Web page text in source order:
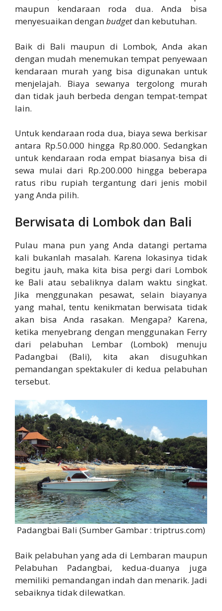
maupun kendaraan roda dua. Anda bisa
menyesuaikan denganbudgetdan kebutuhan.
Baik di Bali maupun di Lombok, Anda akan
dengan mudah menemukan tempat penyewaan
kendaraan murah yang bisa digunakan untuk
menjelajah. Biaya sewanya tergolong murah
dan tidak jauh berbeda dengan tempat-tempat
lain.
Untuk kendaraan roda dua, biaya sewa berkisar
antara Rp.50.000 hingga Rp.80.000. Sedangkan
untuk kendaraan roda empat biasanya bisa di
sewa mulai dari Rp.200.000 hingga beberapa
ratus ribu rupiah tergantung dari jenis mobil
yang Anda pilih.
Berwisata di Lombok dan Bali
Pulau mana pun yang Anda datangi pertama
kali bukanlah masalah. Karena lokasinya tidak
begitu jauh, maka kita bisa pergi dari Lombok
ke Bali atau sebaliknya dalam waktu singkat.
Jika menggunakan pesawat, selain biayanya
yang mahal, tentu kenikmatan berwisata tidak
akan bisa Anda rasakan. Mengapa? Karena,
ketika menyebrang dengan menggunakan Ferry
dari pelabuhan Lembar (Lombok) menuju
Padangbai (Bali), kita akan disuguhkan
pemandangan spektakuler di kedua pelabuhan
tersebut.
Padangbai Bali (Sumber Gambar : triptrus.com)
Baik pelabuhan yang ada di Lembaran maupun
Pelabuhan Padangbai, kedua-duanya juga
memiliki pemandangan indah dan menarik. Jadi
sebaiknya tidak dilewatkan.